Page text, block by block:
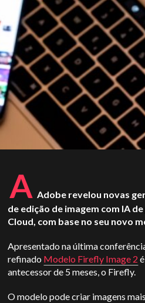
A Adobe revelou novas
de edição de imagem com IA
Cloud, com base no seu novo
Apresentado na última
refinado Modelo Firefly Image 2
antecessor de 5 meses, o Firefly.
O modelo pode criar imagens